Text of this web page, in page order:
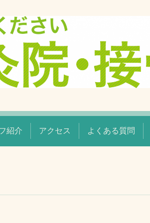
紹介 アクセス よくある質問